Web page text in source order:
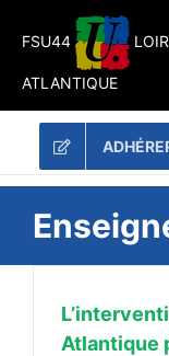
FSU44
ATLANTIQUE
Atlantique